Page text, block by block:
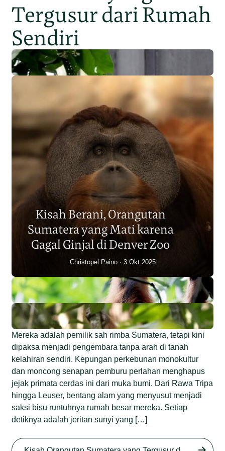
Tergusur dari Rumah
Sendiri
Populasi Orangutan
Sumatera Berkurang 2.700
Individu dalam Satu Dekade?
Junaidi Hanafiah 14 Jul 2026
Kisah Berani, Orangutan
Sumatera yang Mati karena
Gagal Ginjal di Denver Zoo
Christopel Paino 3 Okt 2025
Sumatera di Rawa Tripa
Mereka adalah pemilik sah rimba Sumatera, tetapi kini
dipaksa menjadi pengembara tanpa arah di tanah
kelahiran sendiri. Kepungan perkebunan monokultur
dan moncong senapan pemburu perlahan menghapus
jejak primata cerdas ini dari muka bumi. Dari Rawa Tripa
hingga Leuser, bentang alam yang menyusut menjadi
saksi bisu runtuhnya rumah besar mereka. Setiap
detiknya adalah jeritan sunyi yang […]